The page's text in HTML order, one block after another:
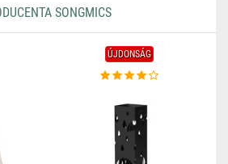
SONGMICS
ÚJDONSÁG